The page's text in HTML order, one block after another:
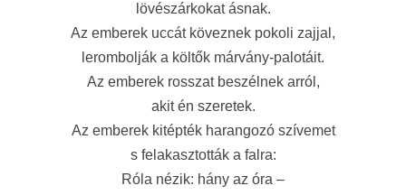
lövészárkokat ásnak.
Az emberek uccát köveznek pokoli zajjal,
lerombolják a költők márvány-palotáit.
Az emberek rosszat beszélnek arról,
akit én szeretek.
Az emberek kitépték harangozó szívemet
s felakasztották a falra:
Róla nézik: hány az óra –